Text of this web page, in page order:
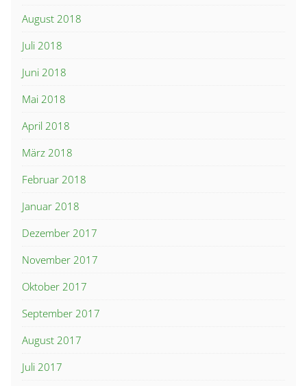
August 2018
Juli 2018
Juni 2018
Mai 2018
April 2018
März 2018
Februar 2018
Januar 2018
Dezember 2017
November 2017
Oktober 2017
September 2017
August 2017
Juli 2017